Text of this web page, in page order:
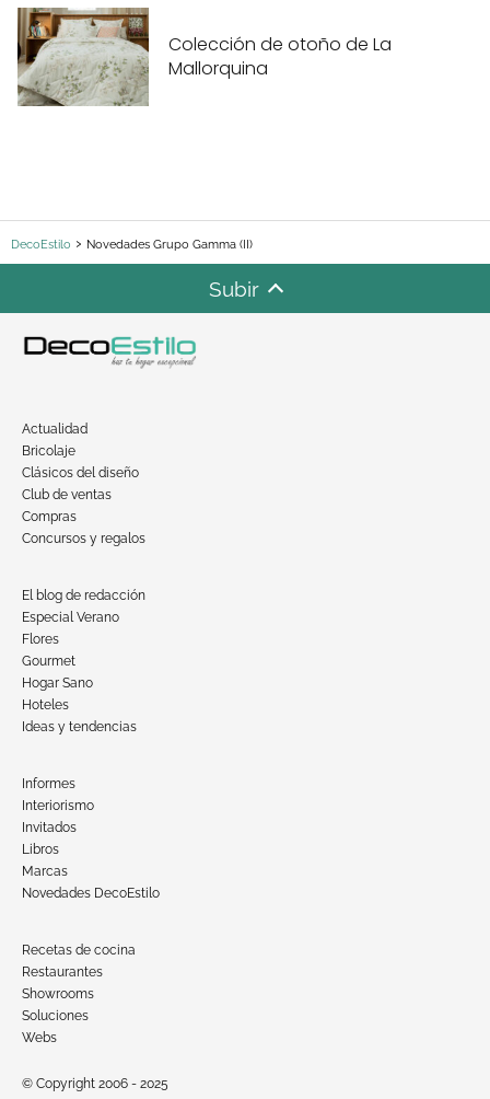
Colección de otoño de La
Mallorquina
DecoEstilo Novedades Grupo Gamma (II)
Subir
Actualidad
Bricolaje
Clásicos del diseño
Club de ventas
Compras
Concursos y regalos
El blog de redacción
Especial Verano
Flores
Gourmet
Hogar Sano
Hoteles
Ideas y tendencias
Informes
Interiorismo
Invitados
Libros
Marcas
Novedades DecoEstilo
Recetas de cocina
Restaurantes
Showrooms
Soluciones
Webs
© Copyright 2006 - 2025